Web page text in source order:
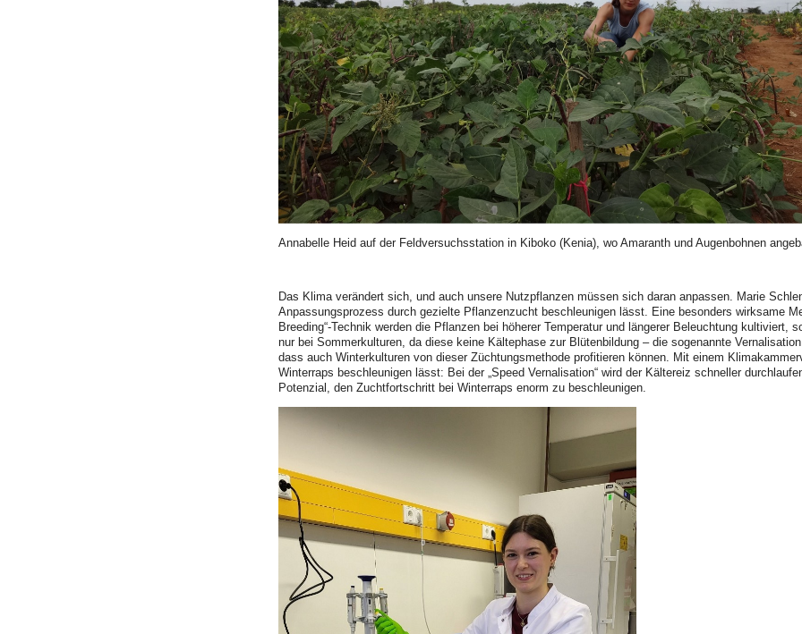
Annabelle Heid auf der Feldversuchsstation in Kiboko (Kenia), wo Amaranth und Augenbohnen
Das Klima verändert sich, und auch unsere Nutzpflanzen müssen sich daran anpassen. Marie
Anpassungsprozess durch gezielte Pflanzenzucht beschleunigen lässt. Eine besonders wirksame
Breeding“-Technik werden die Pflanzen bei höherer Temperatur und längerer Beleuchtung
nur bei Sommerkulturen, da diese keine Kältephase zur Blütenbildung – die sogenannte
dass auch Winterkulturen von dieser Züchtungsmethode profitieren können. Mit einem
Winterraps beschleunigen lässt: Bei der „Speed Vernalisation“ wird der Kältereiz schneller
Potenzial, den Zuchtfortschritt bei Winterraps enorm zu beschleunigen.